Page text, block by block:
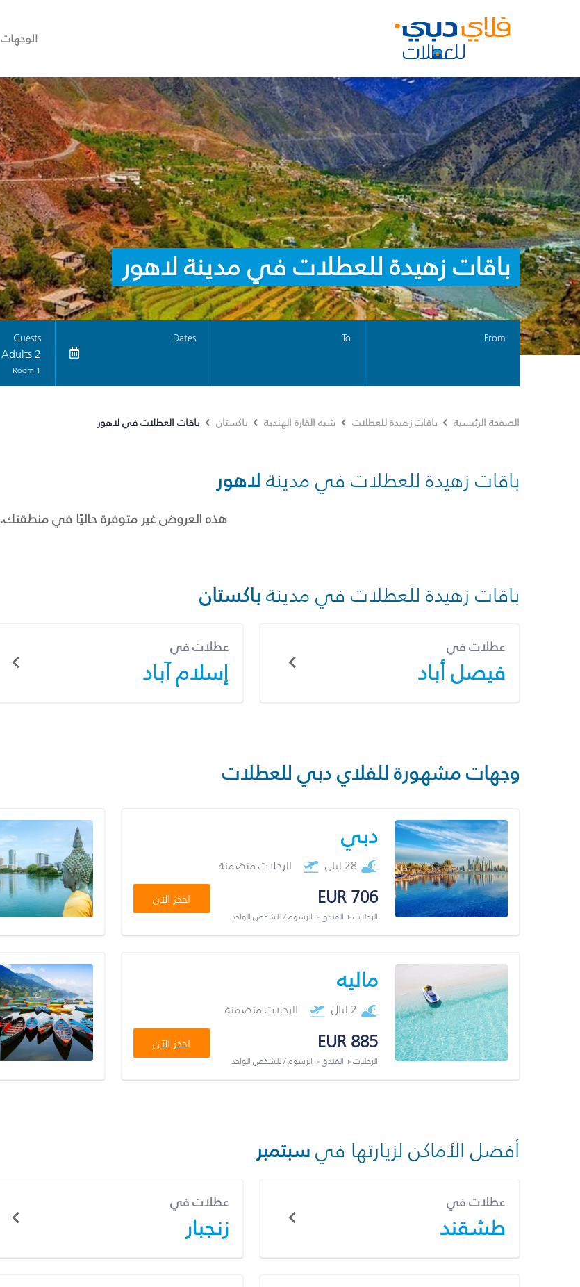
الوجهات
باقات زهيدة للعطلات في مدينة لاهور
From
To
Dates
Guests
2 Adults
1 Room
الصفحة الرئيسية باقات زهيدة للعطلات شبه القارة الهندية باكستان باقات العطلات في لاهور
باقات زهيدة للعطلات في مدينة لاهور
هذه العروض غير متوفرة حاليًا في منطقتك.
باقات زهيدة للعطلات في مدينة باكستان
عطلات في
فيصل أباد
عطلات في
إسلام آباد
وجهات مشهورة للفلاي دبي للعطلات
دبي
28 ليال الرحلات متضمنة
EUR 706
الرحلات + الفندق + الرسوم / للشخص الواحد
احجز الآن
ماليه
2 ليال الرحلات متضمنة
EUR 885
الرحلات + الفندق + الرسوم / للشخص الواحد
احجز الآن
أفضل الأماكن لزيارتها فيسبتمبر
عطلات في
طشقند
عطلات في
زنجبار